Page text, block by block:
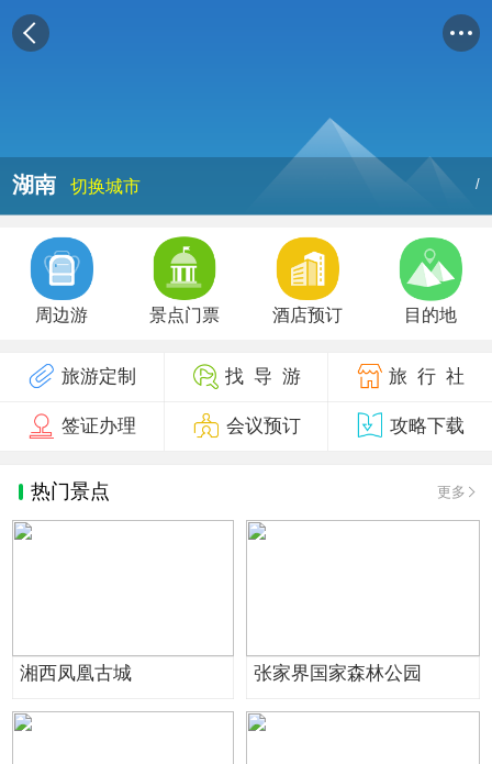
湖南 切换城市 /
周边游 景点门票 酒店预订 目的地
旅游定制 找 导 游 旅 行 社
签证办理 会议预订 攻略下载
热门景点 更多
湘西凤凰古城 张家界国家森林公园